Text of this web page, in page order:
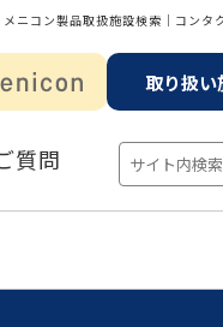
ニコン製品取扱施設検索│コンタ
取り扱
質問